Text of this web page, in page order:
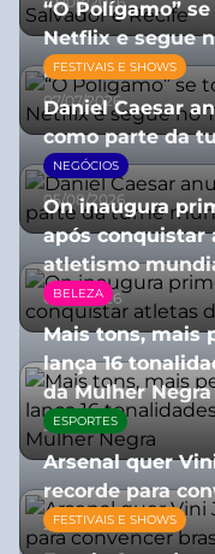
“O Polígamo”
Netflix e segue
países
07/07/2026
FESTIVAIS E SHOWS
Daniel Caesar
como parte da
Spergy’
05/08/2026
NEGÓCIOS
On inaugura
após conquistar
atletismo
07/07/2026
BELEZA
Mais tons, mais
lança 16
da Mulher Negra
28/07/2026
ESPORTES
Arsenal quer
recorde para
27/07/2026
FESTIVAIS E SHOWS